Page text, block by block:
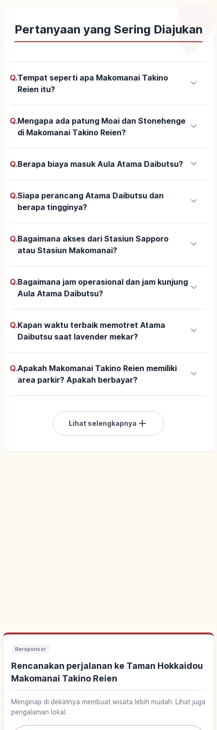
Pertanyaan yang Sering Diajukan
Q.Tempat seperti apa Makomanai Takino
Reien itu?
keyboard_arrow_down
Q.Mengapa ada patung Moai dan Stonehenge
di Makomanai Takino Reien?
keyboard_arrow_down
Q.Berapa biaya masuk Aula Atama Daibutsu? keyboard_arrow_down
Q.Siapa perancang Atama Daibutsu dan
berapa tingginya?
keyboard_arrow_down
Q.Bagaimana akses dari Stasiun Sapporo
atau Stasiun Makomanai?
keyboard_arrow_down
Q.Bagaimana jam operasional dan jam kunjung
Aula Atama Daibutsu?
keyboard_arrow_down
Q.Kapan waktu terbaik memotret Atama
Daibutsu saat lavender mekar?
keyboard_arrow_down
Q.Apakah Makomanai Takino Reien memiliki
area parkir? Apakah berbayar?
keyboard_arrow_down
Lihat selengkapnya add
Bersponsor
Rencanakan perjalanan ke Taman Hokkaidou
Makomanai Takino Reien
Menginap di dekatnya membuat wisata lebih mudah. Lihat juga
pengalaman lokal.